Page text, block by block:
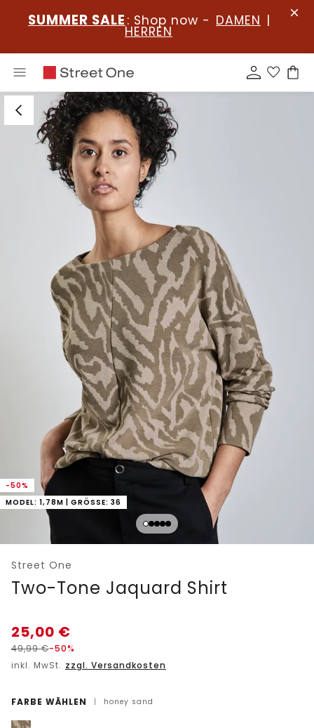
SUMMER SALE : Shop now - DAMEN |
HERREN
-50%
MODEL: 1,78M | GRÖSSE: 36
Street One
Two-Tone Jaquard Shirt
25,00 €
49,99€-50%
inkl. MwSt. zzgl. Versandkosten
FARBE WÄHLEN | honey sand